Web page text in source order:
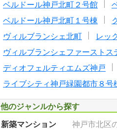
ベルドール神戸北町２号館
ベルドール神戸北町１号棟
ヴィルブランシェ北町
レッ
ヴィルブランシェファーストス
ディオフェルティエムズ神戸
ライブシティ神戸緑園都市８号
他のジャンルから探す
新築マンション 神戸市北区